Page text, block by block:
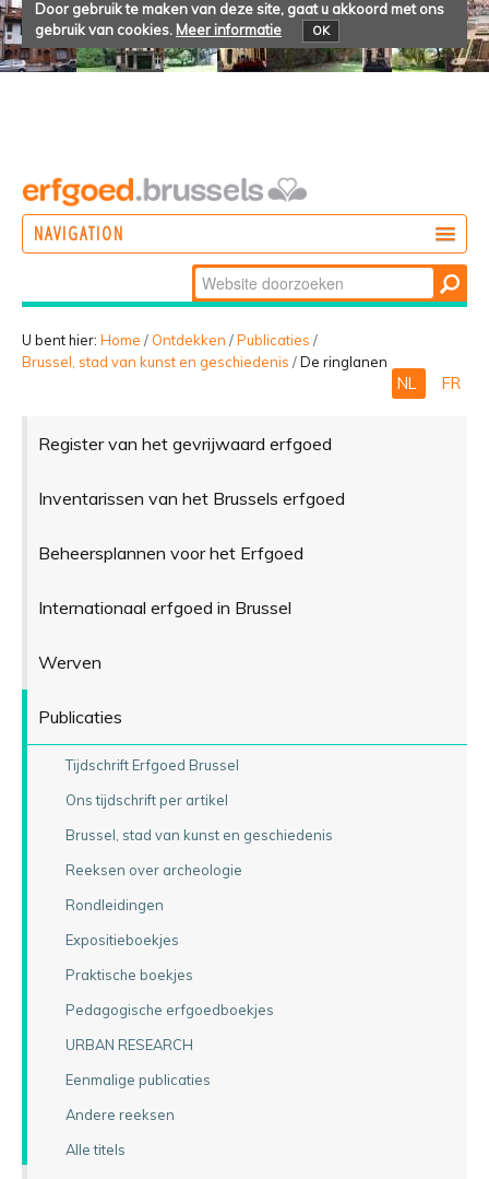
Door gebruik te maken van deze site, gaat u akkoord met ons
gebruik van cookies. Meer informatie OK
NAVIGATION
BELEVEN
Zoek
Geavanceerd
zoeken...
U bent hier: Home / Ontdekken /Publicaties /
Brussel, stad van kunst en geschiedenis /De ringlanen
NL FR
Register van het gevrijwaard erfgoed
Inventarissen van het Brussels erfgoed
Beheersplannen voor het Erfgoed
Internationaal erfgoed in Brussel
Werven
Publicaties
Tijdschrift Erfgoed Brussel
Ons tijdschrift per artikel
Brussel, stad van kunst en geschiedenis
Reeksen over archeologie
Rondleidingen
Expositieboekjes
Praktische boekjes
Pedagogische erfgoedboekjes
URBAN RESEARCH
Eenmalige publicaties
Andere reeksen
Alle titels